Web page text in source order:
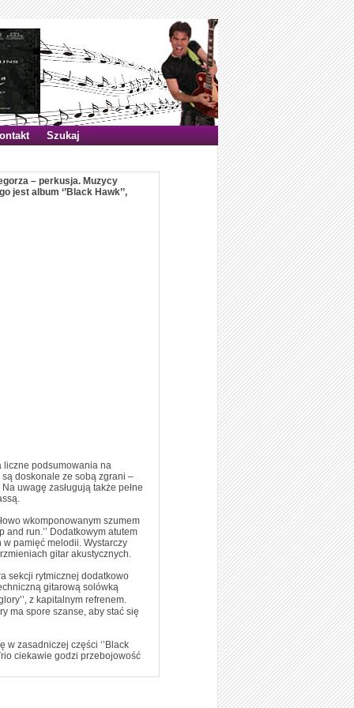
Szukaj
– perkusja. Muzycy
jest album ‘’Black Hawk’’,
liczne podsumowania na
są doskonale ze sobą zgrani –
uwagę zasługują także pełne
wkomponowanym szumem
run.’’ Dodatkowym atutem
pamięć melodii. Wystarczy
gitar akustycznych.
sekcji rytmicznej dodatkowo
gitarową solówką
z kapitalnym refrenem.
ma spore szanse, aby stać się
zasadniczej części ‘’Black
ciekawie godzi przebojowość